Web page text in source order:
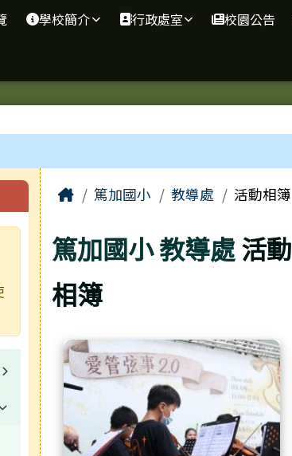
國小
學校簡介 行政處室 校園公告
主內容區域
Home篤加國小 教導處 活動相簿
篤加國小教導處活動
相簿